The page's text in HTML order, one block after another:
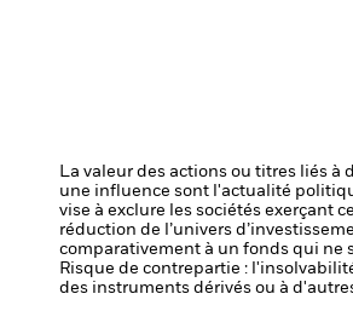
La valeur des actions ou titres liés
une influence sont l'actualité
vise à exclure les sociétés exerçant
réduction de l’univers
comparativement à un fonds qui ne
Risque de contrepartie :
des instruments dérivés ou à